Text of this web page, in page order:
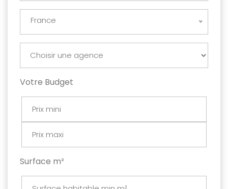
France
Votre Budget
Surface m²